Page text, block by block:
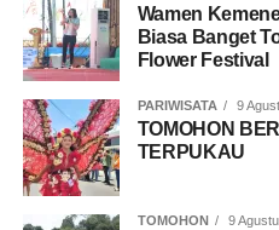
Wamen
Biasa Banget
Flower Festival
PARIWISATA 9
TOMOHON
TERPUKAU
TOMOHON 9